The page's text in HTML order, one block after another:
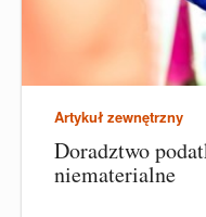
Artykuł zewnętrzny
Doradztwo
niematerialne